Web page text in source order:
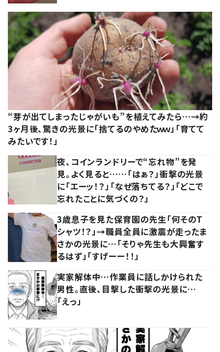
“芽が出てしまったじゃがいも”を植えてみたら…→約
3ヶ月後、驚きの光景に「捨てるのやめたｗｗ」「育てて
みたいです！」
夜、コインランドリーで“忘れ物”を発
見。よく見ると……「はぁ？」衝撃の光景
に「エーッ！？」「なぜ落ちてる？」「どこで
忘れたことに気づくの？」
3歳息子を見た保育園の先生「何そのT
シャツ！？」→職員全員に激震が走ったま
さかの光景に…「そりゃ先生も大興奮す
るはず」「すげーー！！」
実家解体中…作業員に話しかけられた
男性。直後、目撃した衝撃の光景に…
「えっ」